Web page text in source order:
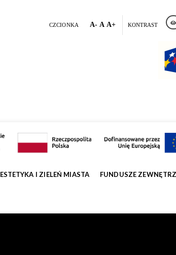
CZCIONKA A- A A+ KONTRAST
ESTETYKA I ZIELEŃ MIASTA FUNDUSZE